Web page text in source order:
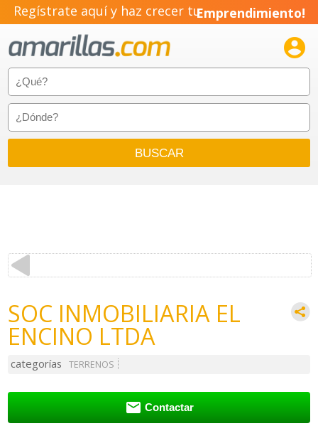
Regístrate aquí y haz crecer tuEmprendimiento!

SOC INMOBILIARIA EL
ENCINO LTDA
categorías TERRENOS
 Contactar